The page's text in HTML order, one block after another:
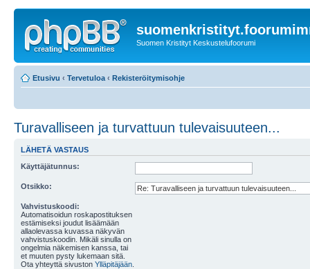
Suomen Kristityt Keskustelufoorumi
Etusivu ‹ Tervetuloa ‹ Rekisteröitymisohje
Turavalliseen ja turvattuun tulevaisuuteen...
LÄHETÄ VASTAUS
Käyttäjätunnus:
Otsikko:
Vahvistuskoodi:
Automatisoidun roskapostituksen
estämiseksi joudut lisäämään
allaolevassa kuvassa näkyvän
vahvistuskoodin. Mikäli sinulla on
ongelmia näkemisen kanssa, tai
et muuten pysty lukemaan sitä.
Ota yhteyttä sivuston Ylläpitäjään